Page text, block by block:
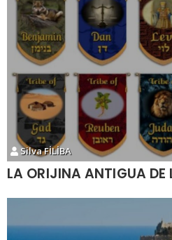
Silva FİLİBA
LA ORIJINA ANTIGUA DE